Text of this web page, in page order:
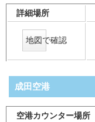
詳細場所
地図で確認
成田空港
空港カウンター場所